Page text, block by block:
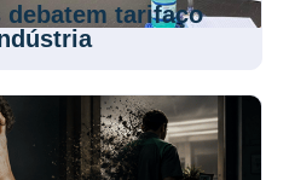
tarifaço